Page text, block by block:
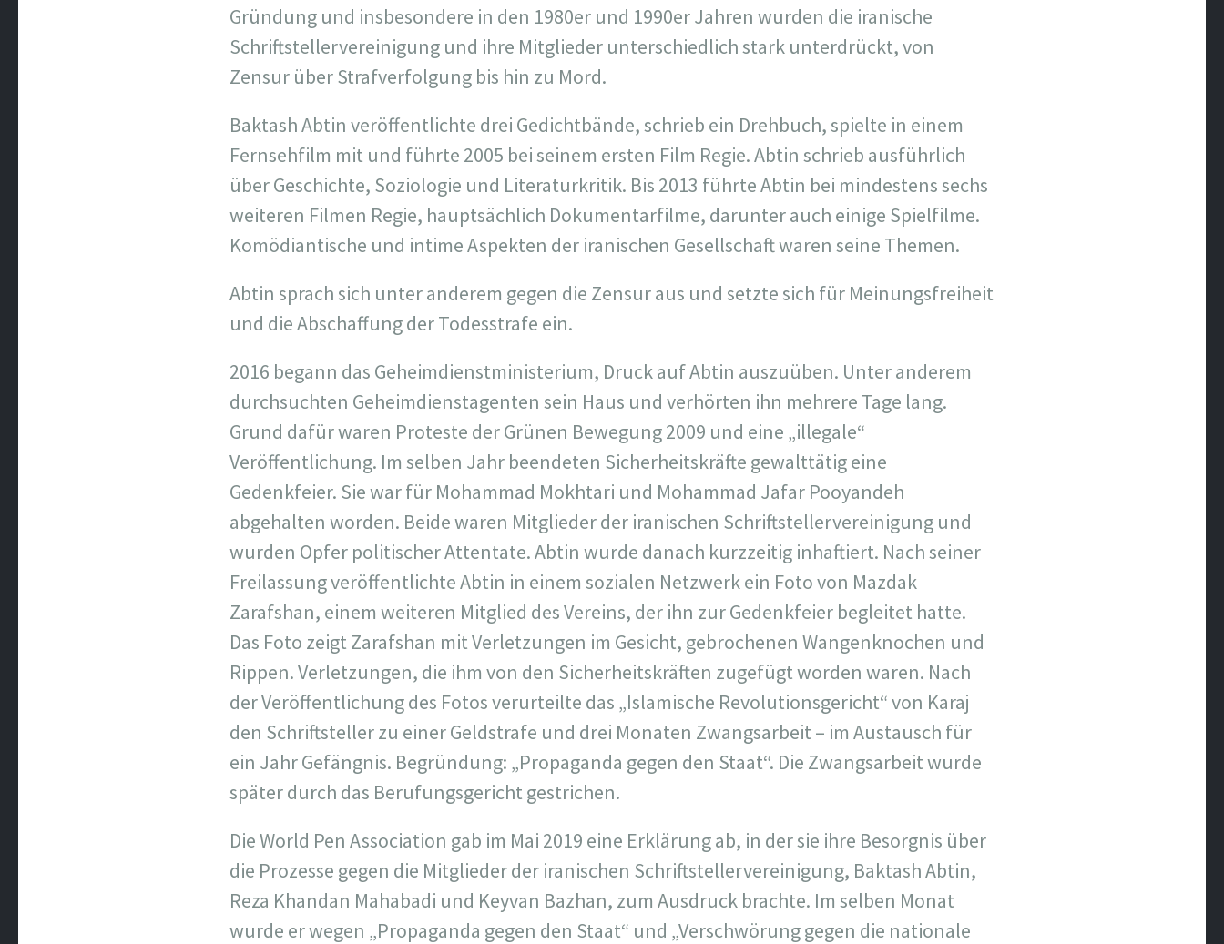
Gründung und insbesondere in den 1980er und 1990er Jahren wurden die iranische
Schriftstellervereinigung und ihre Mitglieder unterschiedlich stark unterdrückt, von
Zensur über Strafverfolgung bis hin zu Mord.
Baktash Abtin veröffentlichte drei Gedichtbände, schrieb ein Drehbuch, spielte in einem
Fernsehfilm mit und führte 2005 bei seinem ersten Film Regie. Abtin schrieb ausführlich
über Geschichte, Soziologie und Literaturkritik. Bis 2013 führte Abtin bei mindestens sechs
weiteren Filmen Regie, hauptsächlich Dokumentarfilme, darunter auch einige Spielfilme.
Komödiantische und intime Aspekten der iranischen Gesellschaft waren seine Themen.
Abtin sprach sich unter anderem gegen die Zensur aus und setzte sich für Meinungsfreiheit
und die Abschaffung der Todesstrafe ein.
2016 begann das Geheimdienstministerium, Druck auf Abtin auszuüben. Unter anderem
durchsuchten Geheimdienstagenten sein Haus und verhörten ihn mehrere Tage lang.
Grund dafür waren Proteste der Grünen Bewegung 2009 und eine „illegale“
Veröffentlichung. Im selben Jahr beendeten Sicherheitskräfte gewalttätig eine
Gedenkfeier. Sie war für Mohammad Mokhtari und Mohammad Jafar Pooyandeh
abgehalten worden. Beide waren Mitglieder der iranischen Schriftstellervereinigung und
wurden Opfer politischer Attentate. Abtin wurde danach kurzzeitig inhaftiert. Nach seiner
Freilassung veröffentlichte Abtin in einem sozialen Netzwerk ein Foto von Mazdak
Zarafshan, einem weiteren Mitglied des Vereins, der ihn zur Gedenkfeier begleitet hatte.
Das Foto zeigt Zarafshan mit Verletzungen im Gesicht, gebrochenen Wangenknochen und
Rippen. Verletzungen, die ihm von den Sicherheitskräften zugefügt worden waren. Nach
der Veröffentlichung des Fotos verurteilte das „Islamische Revolutionsgericht“ von Karaj
den Schriftsteller zu einer Geldstrafe und drei Monaten Zwangsarbeit – im Austausch für
ein Jahr Gefängnis. Begründung: „Propaganda gegen den Staat“. Die Zwangsarbeit wurde
später durch das Berufungsgericht gestrichen.
Die World Pen Association gab im Mai 2019 eine Erklärung ab, in der sie ihre Besorgnis über
die Prozesse gegen die Mitglieder der iranischen Schriftstellervereinigung, Baktash Abtin,
Reza Khandan Mahabadi und Keyvan Bazhan, zum Ausdruck brachte. Im selben Monat
wurde er wegen „Propaganda gegen den Staat“ und „Verschwörung gegen die nationale